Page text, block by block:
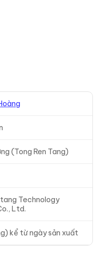
(Tong Ren Tang)
Technology
Ltd.
kể từ ngày sản xuất